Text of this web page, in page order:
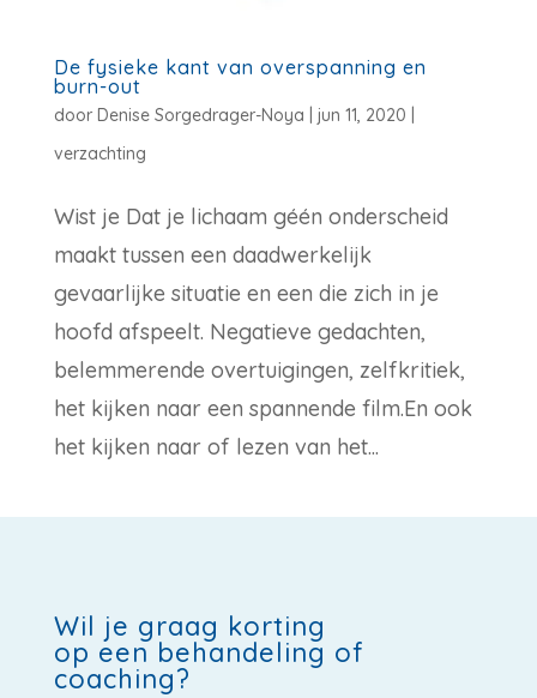
De fysieke kant van overspanning en
burn-out
door Denise Sorgedrager-Noya jun 11, 2020
verzachting
Wist je Dat je lichaam géén onderscheid
maakt tussen een daadwerkelijk
gevaarlijke situatie en een die zich in je
hoofd afspeelt. Negatieve gedachten,
belemmerende overtuigingen, zelfkritiek,
het kijken naar een spannende film.En ook
het kijken naar of lezen van het...
Wil je graag korting
op een behandeling of
coaching?